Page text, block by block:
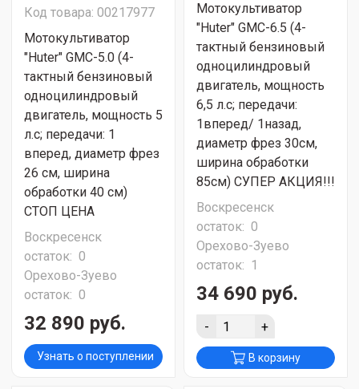
Код товара: 00217977
Мотокультиватор
"Huter" GMC-5.0 (4-
тактный бензиновый
одноцилиндровый
двигатель, мощность 5
л.с; передачи: 1
вперед, диаметр фрез
26 см, ширина
обработки 40 см)
СТОП ЦЕНА
Воскресенск
остаток: 0
Орехово-Зуево
остаток: 0
32 890 руб.
Узнать о поступлении
Мотокультиватор
"Huter" GMC-6.5 (4-
тактный бензиновый
одноцилиндровый
двигатель, мощность
6,5 л.с; передачи:
1вперед/ 1назад,
диаметр фрез 30см,
ширина обработки
85см) СУПЕР АКЦИЯ!!!
Воскресенск
остаток: 0
Орехово-Зуево
остаток: 1
34 690 руб.
- +
В корзину